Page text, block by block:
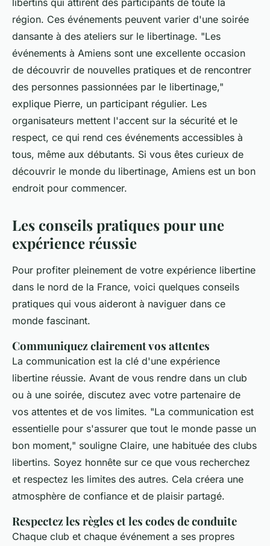
libertins qui attirent des participants de toute la
région. Ces événements peuvent varier d'une soirée
dansante à des ateliers sur le libertinage. "Les
événements à Amiens sont une excellente occasion
de découvrir de nouvelles pratiques et de rencontrer
des personnes passionnées par le libertinage,"
explique Pierre, un participant régulier. Les
organisateurs mettent l'accent sur la sécurité et le
respect, ce qui rend ces événements accessibles à
tous, même aux débutants. Si vous êtes curieux de
découvrir le monde du libertinage, Amiens est un bon
endroit pour commencer.
Les conseils pratiques pour une
expérience réussie
Pour profiter pleinement de votre expérience libertine
dans le nord de la France, voici quelques conseils
pratiques qui vous aideront à naviguer dans ce
monde fascinant.
Communiquez clairement vos attentes
La communication est la clé d'une expérience
libertine réussie. Avant de vous rendre dans un club
ou à une soirée, discutez avec votre partenaire de
vos attentes et de vos limites. "La communication est
essentielle pour s'assurer que tout le monde passe un
bon moment," souligne Claire, une habituée des clubs
libertins. Soyez honnête sur ce que vous recherchez
et respectez les limites des autres. Cela créera une
atmosphère de confiance et de plaisir partagé.
Respectez les règles et les codes de conduite
Chaque club et chaque événement a ses propres